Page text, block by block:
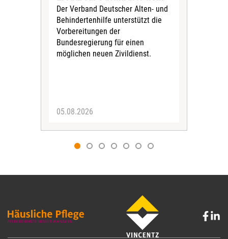
Der Verband Deutscher Alten- und
Behindertenhilfe unterstützt die
Vorbereitungen der
Bundesregierung für einen
möglichen neuen Zivildienst.
05.08.2026